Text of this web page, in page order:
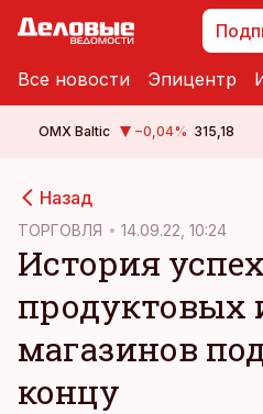
Все новости Эпицентр
OMX Baltic −0,04% 315,18
Назад
ТОРГОВЛЯ 14.09.22, 10:24
История
продуктовых
магазинов
концу